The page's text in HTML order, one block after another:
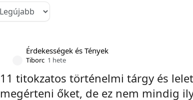
Érdekességek és Tények
Tiborc 1 hete
11 titokzatos történelmi tárgy és
megérteni őket, de ez nem mindig